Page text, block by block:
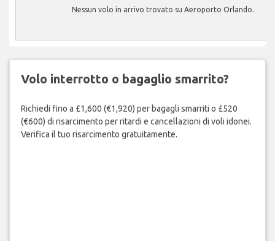
Nessun volo in arrivo trovato su Aeroporto Orlando.
Volo interrotto o bagaglio smarrito?
Richiedi fino a £1,600 (€1,920) per bagagli smarriti o £520
(€600) di risarcimento per ritardi e cancellazioni di voli idonei.
Verifica il tuo risarcimento gratuitamente.